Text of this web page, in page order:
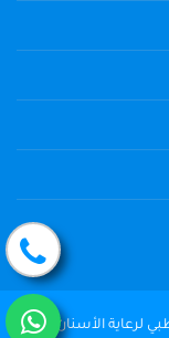
جميع الحقوق محفوظة © 2004 - 2026 المركز الطبي لرعاية الأسنان The